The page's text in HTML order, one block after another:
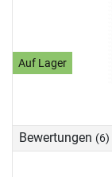
Auf Lager
Bewertungen (6)